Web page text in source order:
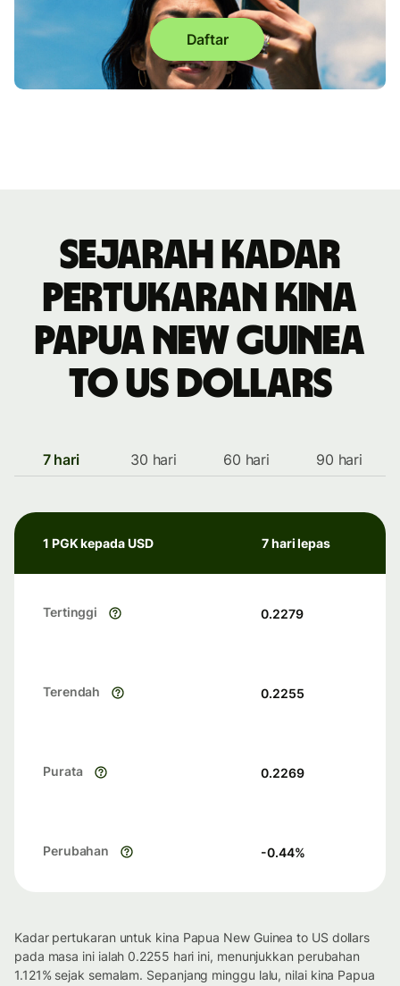
Daftar
Sejarah kadar
pertukaran kina
Papua New Guinea
to US dollars
7 hari 30 hari 60 hari 90 hari
1 PGK kepada USD 7 hari lepas
Tertinggi 0.2279
Terendah 0.2255
Purata 0.2269
Perubahan -0.44%
Kadar pertukaran untuk kina Papua New Guinea to US dollars
pada masa ini ialah 0.2255 hari ini, menunjukkan perubahan
1.121% sejak semalam. Sepanjang minggu lalu, nilai kina Papua